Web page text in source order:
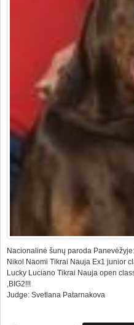
Nacionalinė šunų paroda Panevėžyje:
Nikol Naomi Tikrai Nauja Ex1 junior
Lucky Luciano Tikrai Nauja open
,BIG2!!!
Judge: Svetlana Patarnakova